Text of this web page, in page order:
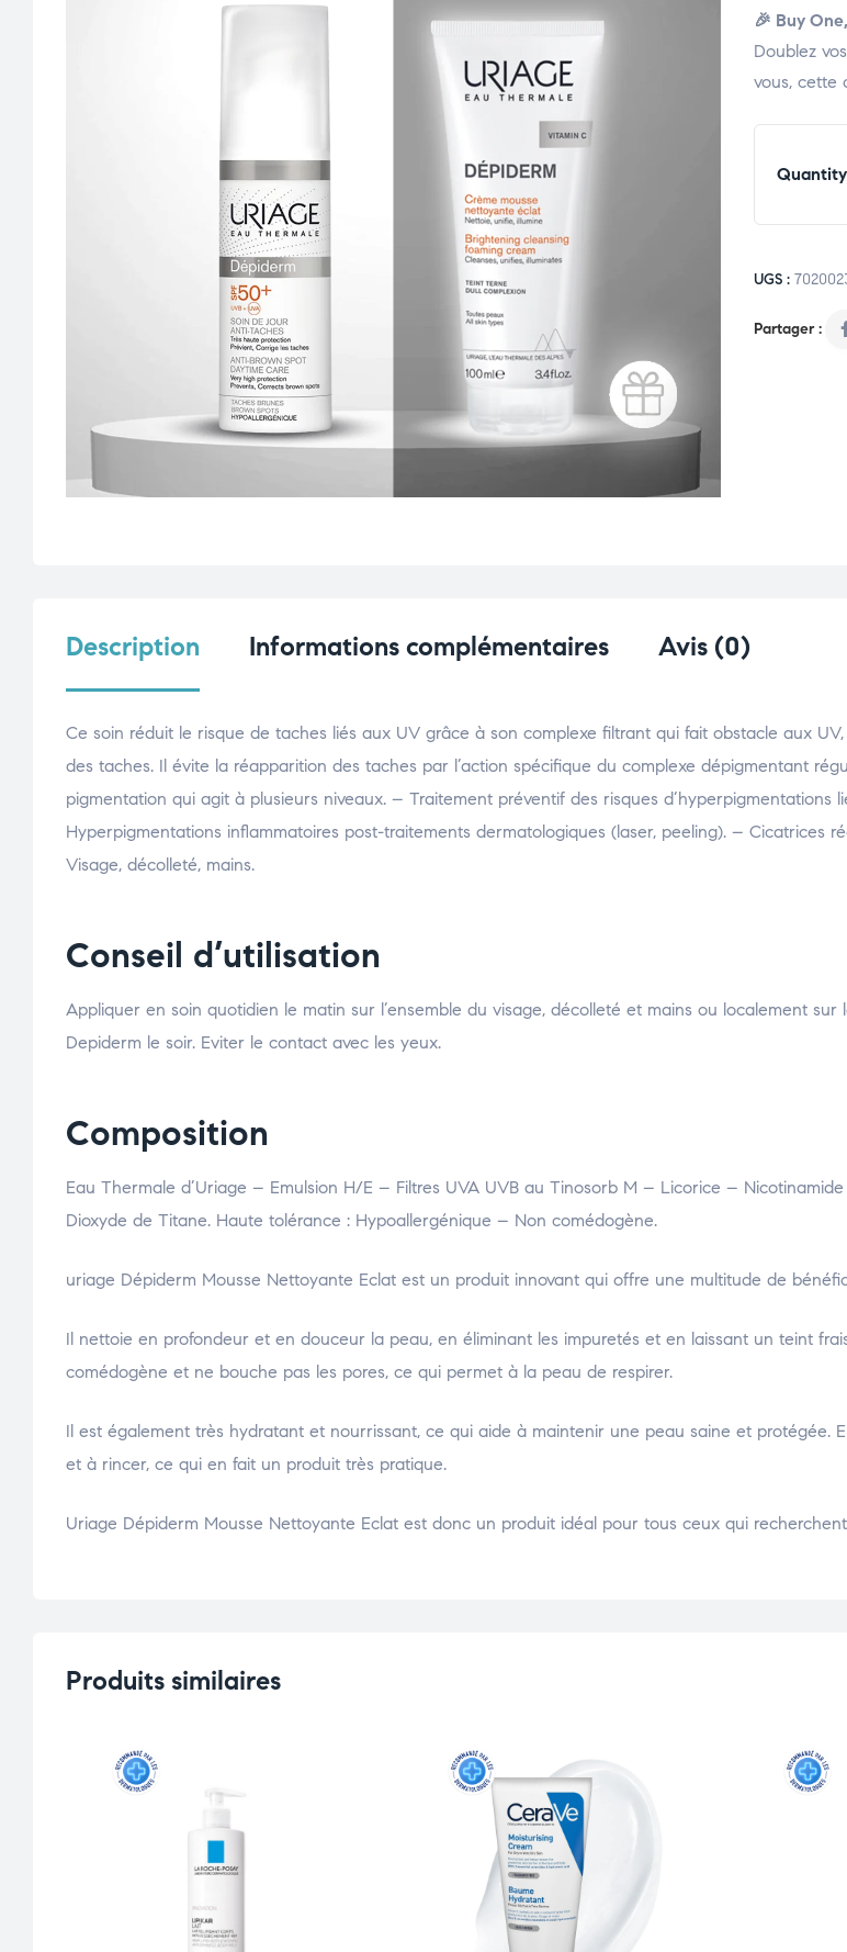
🎉 Buy
Doublez
vous, cette
UGS :
Description Informations complémentaires Avis (0)
Ce soin réduit le risque de taches liés aux UV grâce à son complexe filtrant qui fait obstacle aux
des taches. Il évite la réapparition des taches par l’action spécifique du complexe dépigmentant
pigmentation qui agit à plusieurs niveaux. – Traitement préventif des risques d’hyperpigmentations
Hyperpigmentations inflammatoires post-traitements dermatologiques (laser, peeling). – Cicatrices
Visage, décolleté, mains.
Conseil d’utilisation
Appliquer en soin quotidien le matin sur l’ensemble du visage, décolleté et mains ou localement sur
Depiderm le soir. Eviter le contact avec les yeux.
Composition
Eau Thermale d’Uriage – Emulsion H/E – Filtres UVA UVB au Tinosorb M – Licorice –
Dioxyde de Titane. Haute tolérance : Hypoallergénique – Non comédogène.
uriage Dépiderm Mousse Nettoyante Eclat est un produit innovant qui offre une multitude de
Il nettoie en profondeur et en douceur la peau, en éliminant les impuretés et en laissant un teint
comédogène et ne bouche pas les pores, ce qui permet à la peau de respirer.
Il est également très hydratant et nourrissant, ce qui aide à maintenir une peau saine et protégée.
et à rincer, ce qui en fait un produit très pratique.
Uriage Dépiderm Mousse Nettoyante Eclat est donc un produit idéal pour tous ceux qui
Produits similaires